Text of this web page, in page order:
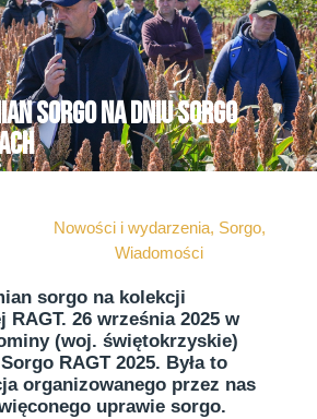
sorgo na Dniu Sorgo
Nowości i wydarzenia, Sorgo,
Wiadomości
sorgo na kolekcji
RAGT. 26 września 2025 w
(woj. świętokrzyskie)
RAGT 2025. Była to
organizowanego przez nas
uprawie sorgo.